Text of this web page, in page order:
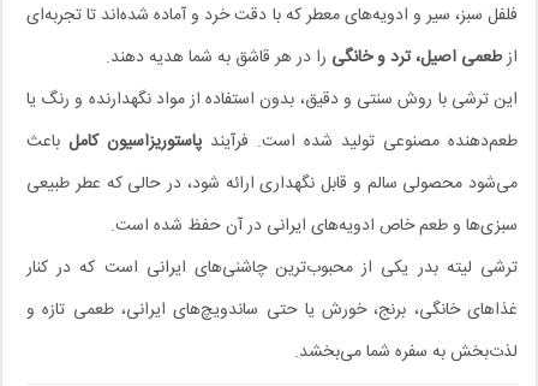
فلفل سبز، سیر و ادویه‌های معطر که با دقت خرد و آماده شده‌اند تا تجربه‌ای
ازطعمی اصیل، ترد و خانگی را در هر قاشق به شما هدیه دهند.
این ترشی با روش سنتی و دقیق، بدون استفاده از مواد نگهدارنده و رنگ یا
طعم‌دهنده مصنوعی تولید شده است. فرآیند پاستوریزاسیون کامل باعث
می‌شود محصولی سالم و قابل نگهداری ارائه شود، در حالی که عطر طبیعی
سبزی‌ها و طعم خاص ادویه‌های ایرانی در آن حفظ شده است.
ترشی لیته بدر یکی از محبوب‌ترین چاشنی‌های ایرانی است که در کنار
غذاهای خانگی، برنج، خورش یا حتی ساندویچ‌های ایرانی، طعمی تازه و
لذت‌بخش به سفره شما می‌بخشد.